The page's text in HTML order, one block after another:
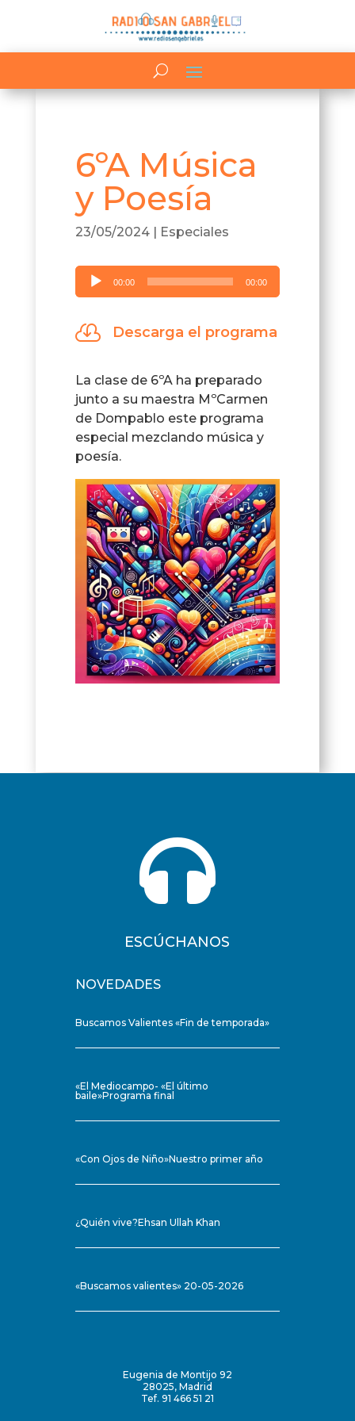
6ºA Música
y Poesía
23/05/2024| Especiales
Reproductor
de
00:00 00:00
 Descarga el programa
La clase de 6ºA ha preparado
junto a su maestra MºCarmen
de Dompablo este programa
especial mezclando música y
poesía.

ESCÚCHANOS
NOVEDADES
Buscamos Valientes «Fin de temporada»
«El Mediocampo- «El último
baile»Programa final
«Con Ojos de Niño»Nuestro primer año
¿Quién vive?Ehsan Ullah Khan
«Buscamos valientes» 20-05-2026
Eugenia de Montijo 92
28025, Madrid
Tef. 91 466 51 21